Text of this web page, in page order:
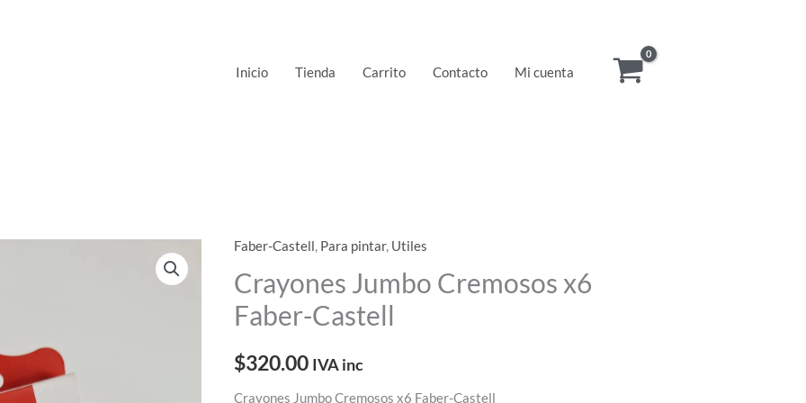
Inicio Tienda Carrito Contacto Mi cuenta
Faber-Castell, Para pintar, Utiles
Crayones Jumbo Cremosos x6
Faber-Castell
$320.00 IVA inc
Crayones Jumbo Cremosos x6 Faber-Castell
Crayones
Jumbo
Cremosos
x6
Castell
cantidad